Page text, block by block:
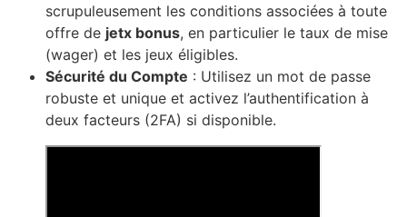
scrupuleusement les conditions associées à toute
offre de jetx bonus, en particulier le taux de mise
(wager) et les jeux éligibles.
Sécurité du Compte : Utilisez un mot de passe
robuste et unique et activez l’authentification à
deux facteurs (2FA) si disponible.